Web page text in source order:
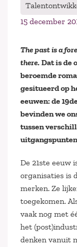
15 december
The past is a
there. Dat is de
beroemde
gesitueerd op
eeuwen: de
bevinden we
tussen
De 21ste eeuw
organisaties is
merken. Ze
toegekomen.
vaak nog met
het
denken vanuit